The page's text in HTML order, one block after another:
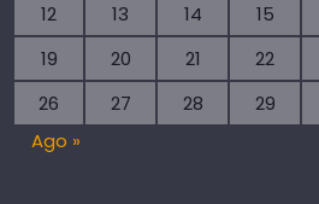
12
13 14 15
19
20 21 22
26
27 28 29
Ago »